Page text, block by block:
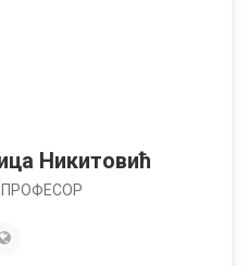
Никитовић